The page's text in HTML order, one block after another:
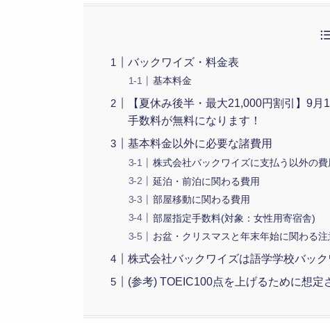
バックワイズ・料金表
基本料金
【夏休み後半・最大21,000円割引】9
手数料が無料になります！
基本料金以外に必要な諸費用
株式会社バックワイズに支払う以外の費
延泊・前泊に関わる費用
部屋移動に関わる費用
部屋指定手数料(対象：女性用寄宿舎)
お盆・クリスマスと年末年始に関わる注
株式会社バックワイズは語学学校バッ
(参考) TOEIC100点を上げるために想定